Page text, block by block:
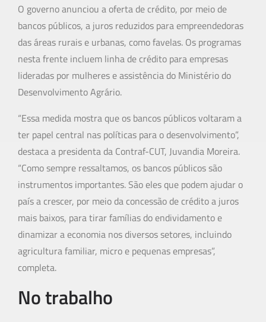
O governo anunciou a oferta de crédito, por meio de
bancos públicos, a juros reduzidos para empreendedoras
das áreas rurais e urbanas, como favelas. Os programas
nesta frente incluem linha de crédito para empresas
lideradas por mulheres e assistência do Ministério do
Desenvolvimento Agrário.
“Essa medida mostra que os bancos públicos voltaram a
ter papel central nas políticas para o desenvolvimento”,
destaca a presidenta da Contraf-CUT, Juvandia Moreira.
“Como sempre ressaltamos, os bancos públicos são
instrumentos importantes. São eles que podem ajudar o
país a crescer, por meio da concessão de crédito a juros
mais baixos, para tirar famílias do endividamento e
dinamizar a economia nos diversos setores, incluindo
agricultura familiar, micro e pequenas empresas”,
completa.
No trabalho